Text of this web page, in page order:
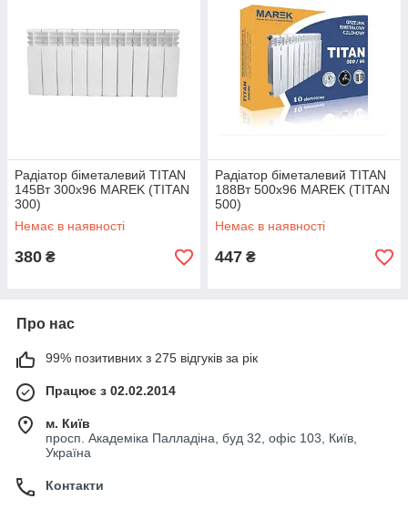
Радіатор біметалевий TITAN
145Вт 300x96 MAREK (TITAN
300)
Немає в наявності
380 ₴
Радіатор біметалевий TITAN
188Вт 500x96 MAREK (TITAN
500)
Немає в наявності
447 ₴
Про нас
99% позитивних з 275 відгуків за рік
Працює з 02.02.2014
м. Київ
просп. Академіка Палладіна, буд 32, офіс 103, Київ,
Україна
Контакти